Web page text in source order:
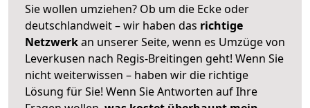
Sie wollen umziehen? Ob um die Ecke oder
deutschlandweit – wir haben das richtige
Netzwerkan unserer Seite, wenn es Umzüge von
Leverkusen nach Regis-Breitingen geht! Wenn Sie
nicht weiterwissen – haben wir die richtige
Lösung für Sie! Wenn Sie Antworten auf Ihre